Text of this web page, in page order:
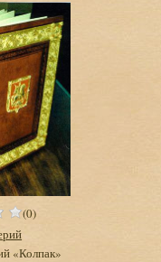
(0)
«Колпак»